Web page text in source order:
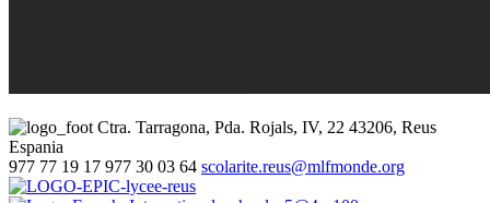
Ctra. Tarragona, Pda. Rojals, IV, 22 43206, Reus
Espania
977 77 19 17 977 30 03 64 scolarite.reus@mlfmonde.org